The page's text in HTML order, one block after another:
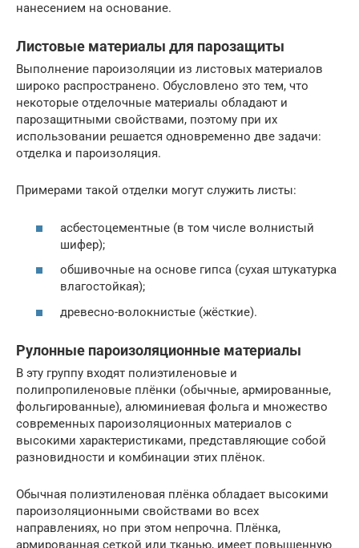
нанесением на основание.
Листовые материалы для парозащиты
Выполнение пароизоляции из листовых материалов
широко распространено. Обусловлено это тем, что
некоторые отделочные материалы обладают и
парозащитными свойствами, поэтому при их
использовании решается одновременно две задачи:
отделка и пароизоляция.
Примерами такой отделки могут служить листы:
асбестоцементные (в том числе волнистый
шифер);
обшивочные на основе гипса (сухая штукатурка
влагостойкая);
древесно-волокнистые (жёсткие).
Рулонные пароизоляционные материалы
В эту группу входят полиэтиленовые и
полипропиленовые плёнки (обычные, армированные,
фольгированные), алюминиевая фольга и множество
современных пароизоляционных материалов с
высокими характеристиками, представляющие собой
разновидности и комбинации этих плёнок.
Обычная полиэтиленовая плёнка обладает высокими
пароизоляционными свойствами во всех
направлениях, но при этом непрочна. Плёнка,
армированная сеткой или тканью, имеет повышенную